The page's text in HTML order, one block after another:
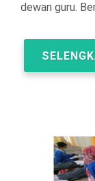
dewan guru.